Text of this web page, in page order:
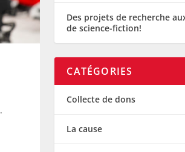
Des projets de recherche
de science-fiction!
CATÉGORIES
Collecte de dons
La cause